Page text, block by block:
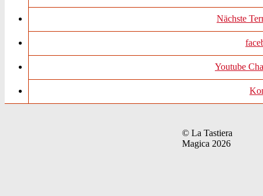
Nächste
Youtube
© La Tastiera
Magica 2026